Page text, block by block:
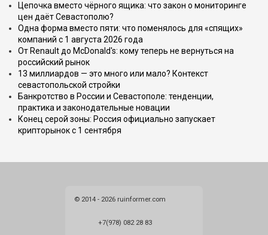
Цепочка вместо чёрного ящика: что закон о мониторинге
цен даёт Севастополю?
Одна форма вместо пяти: что поменялось для «спящих»
компаний с 1 августа 2026 года
От Renault до McDonald's: кому теперь не вернуться на
российский рынок
13 миллиардов — это много или мало? Контекст
севастопольской стройки
Банкротство в России и Севастополе: тенденции,
практика и законодательные новации
Конец серой зоны: Россия официально запускает
крипторынок с 1 сентября
© 2014 - 2026 ruinformer.com
+7(978) 082 28 83